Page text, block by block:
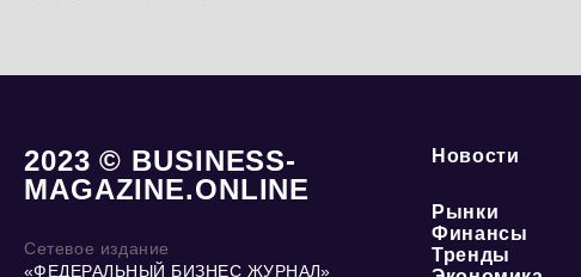
2023 © BUSINESS-
MAGAZINE.ONLINE
Сетевое издание
«ФЕДЕРАЛЬНЫЙ БИЗНЕС ЖУРНАЛ»
Новости
Рынки
Финансы
Тренды